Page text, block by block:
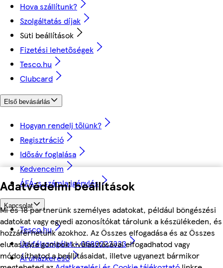
Adatvédelmi beállítások
Mi és 18 partnerünk személyes adatokat, például böngészési
adatokat vagy egyedi azonosítókat tárolunk a készülékeden, és
hozzáférhetünk azokhoz. Az Összes elfogadása és az Összes
elutasítása gombok kiválasztásával elfogadhatod vagy
módosíthatod a beállításaidat, illetve ugyanezt bármikor
Hova szállítunk?
Szolgáltatás díjak
Süti beállítások
Fizetési lehetőségek
Tesco.hu
Clubcard
Első bevásárlás
Hogyan rendelj tőlünk?
Regisztráció
Idősáv foglalása
Kedvenceim
ÁFÁ-s számla igénylés
Kapcsolat
Tesco.hu
Ügyfélszolgálat - 0680222333
Áruházkereső